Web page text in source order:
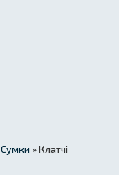
Сумки » Клатчі